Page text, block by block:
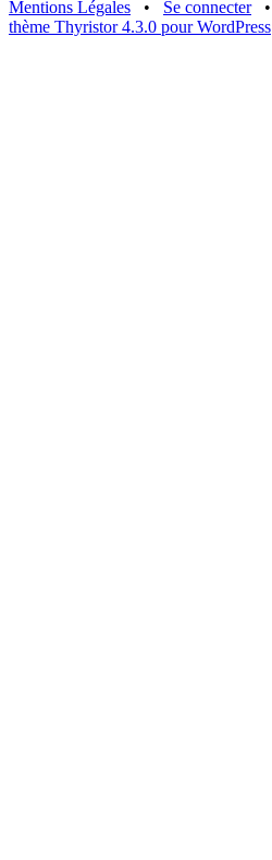
Mentions Légales
• Se connecter •
thème Thyristor 4.3.0 pour WordPress